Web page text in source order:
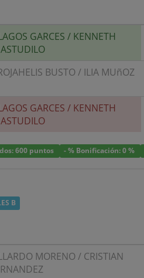
GARCES / KENNETH
BUSTO / ILIA MUñOZ
GARCES / KENNETH
600 puntos - % Bonificación: 0 %
B
MORENO / CRISTIAN